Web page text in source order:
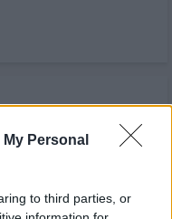
Personal
to third parties, or
îngrașă? Iată care
și contraindicațiile
să le cunoști